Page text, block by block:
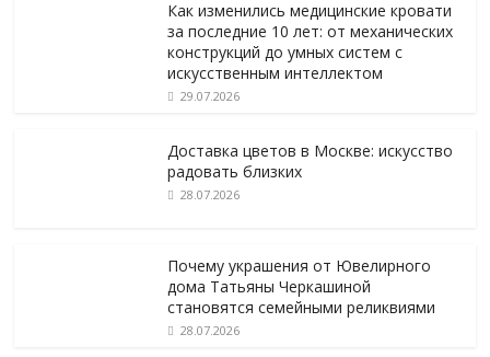
Как изменились медицинские кровати
за последние 10 лет: от механических
конструкций до умных систем с
искусственным интеллектом
29.07.2026
Доставка цветов в Москве: искусство
радовать близких
28.07.2026
Почему украшения от Ювелирного
дома Татьяны Черкашиной
становятся семейными реликвиями
28.07.2026